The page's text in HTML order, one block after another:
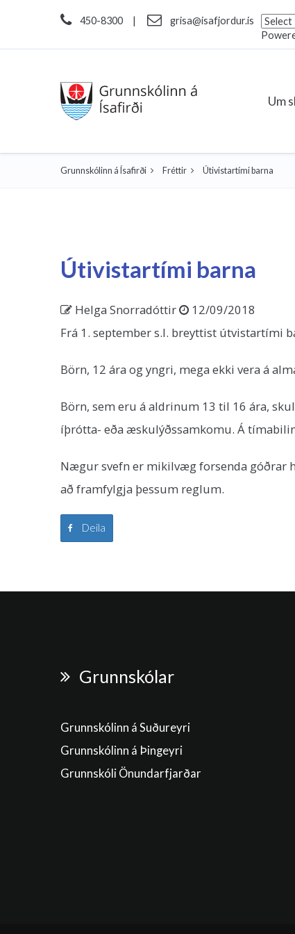
450-8300 |
grisa@isafjordur.is
Um
Grunnskólinn á Ísafirði Fréttir Útivistartími barna
Útivistartími barna
Helga Snorradóttir
12/09/2018
Frá 1. september s.l. breyttist útvistartími
Börn, 12 ára og yngri, mega ekki vera á
Börn, sem eru á aldrinum 13 til 16 ára,
íþrótta- eða æskulýðssamkomu. Á
Nægur svefn er mikilvæg forsenda góðrar
að framfylgja þessum reglum.
Deila
Grunnskólar
Grunnskólinn á Suðureyri
Grunnskólinn á Þingeyri
Grunnskóli Önundarfjarðar